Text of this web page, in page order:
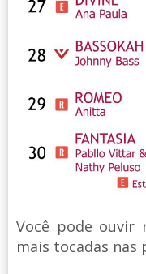
Você pode ouvir
mais tocadas nas